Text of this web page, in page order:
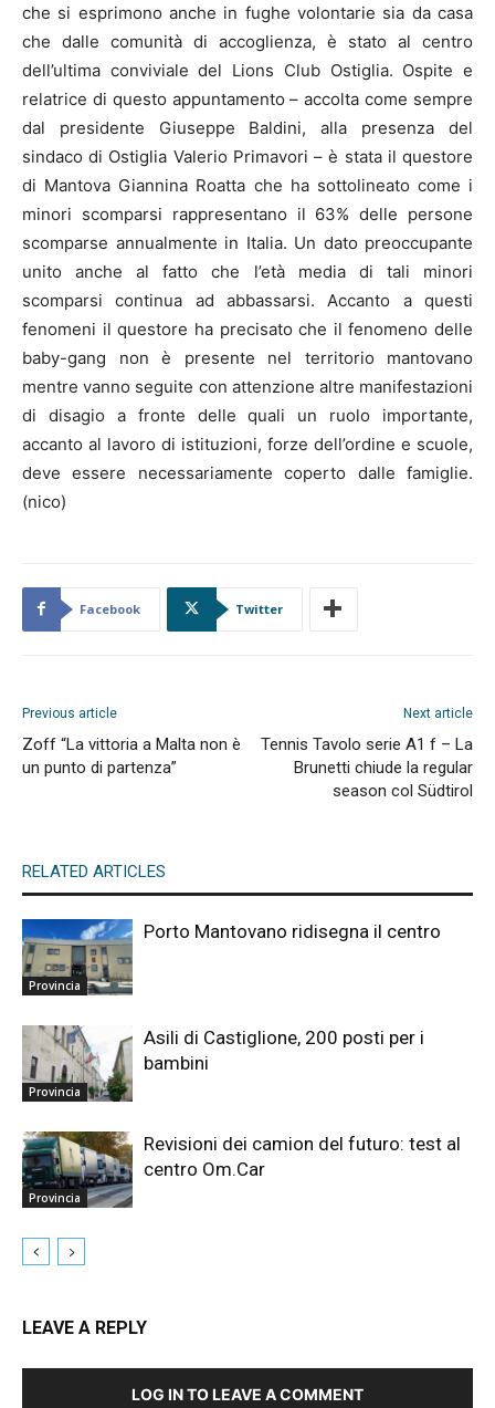
che si esprimono anche in fughe volontarie sia da casa
che dalle comunità di accoglienza, è stato al centro
dell’ultima conviviale del Lions Club Ostiglia. Ospite e
relatrice di questo appuntamento – accolta come sempre
dal presidente Giuseppe Baldini, alla presenza del
sindaco di Ostiglia Valerio Primavori – è stata il questore
di Mantova Giannina Roatta che ha sottolineato come i
minori scomparsi rappresentano il 63% delle persone
scomparse annualmente in Italia. Un dato preoccupante
unito anche al fatto che l’età media di tali minori
scomparsi continua ad abbassarsi. Accanto a questi
fenomeni il questore ha precisato che il fenomeno delle
baby-gang non è presente nel territorio mantovano
mentre vanno seguite con attenzione altre manifestazioni
di disagio a fronte delle quali un ruolo importante,
accanto al lavoro di istituzioni, forze dell’ordine e scuole,
deve essere necessariamente coperto dalle famiglie.
(nico)
Facebook Twitter
Previous article
Zoff “La vittoria a Malta non è
un punto di partenza”
Next article
Tennis Tavolo serie A1 f – La
Brunetti chiude la regular
season col Südtirol
RELATED ARTICLES
Provincia
Porto Mantovano ridisegna il centro
Provincia
Asili di Castiglione, 200 posti per i
bambini
Provincia
Revisioni dei camion del futuro: test al
centro Om.Car
LEAVE A REPLY
LOG IN TO LEAVE A COMMENT